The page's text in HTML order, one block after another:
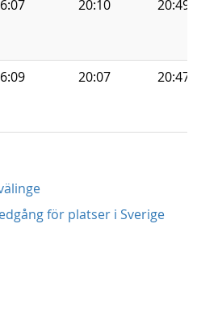
20:10 20:49
20:07 20:47
för platser i Sverige